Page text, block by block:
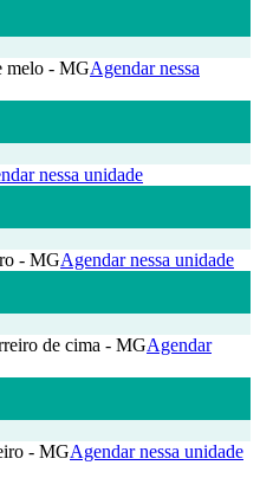
melo - MGAgendar nessa
nessa unidade
- MGAgendar nessa unidade
de cima - MGAgendar
- MGAgendar nessa unidade